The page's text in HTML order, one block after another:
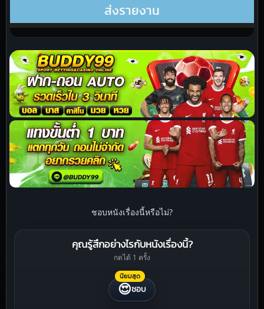
ชอบหนังเรื่องนี้หรือไม่?
คุณรู้สึกอย่างไรกับหนังเรื่องนี้?
กดได้ 1 ครั้ง
นิยมสุด
😍ชอบ